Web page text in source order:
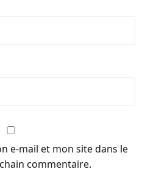
e-mail et mon site dans le
commentaire.